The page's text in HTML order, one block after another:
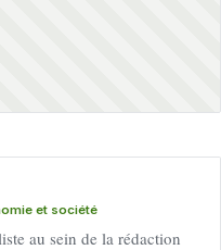
et société
au sein de la rédaction